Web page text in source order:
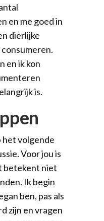
en me goed in
dierlijke
en ik kon
is.
het volgende
Voor jou is
betekent niet
Ik begin
ben, pas als
zijn en vragen